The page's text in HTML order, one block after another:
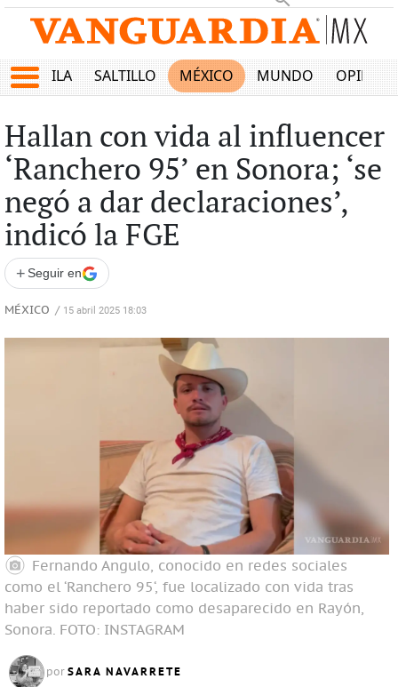
COAHUILA SALTILLO MÉXICO MUNDO OPINIÓN
Hallan con vida al influencer
‘Ranchero 95’ en Sonora; ‘se
negó a dar declaraciones’,
indicó la FGE
+ Seguir en
MÉXICO / 15 abril 2025 18:03
Fernando Angulo, conocido en redes sociales
como el ‘Ranchero 95‘, fue localizado con vida tras
haber sido reportado como desaparecido en Rayón,
Sonora. FOTO: INSTAGRAM
por SARA NAVARRETE